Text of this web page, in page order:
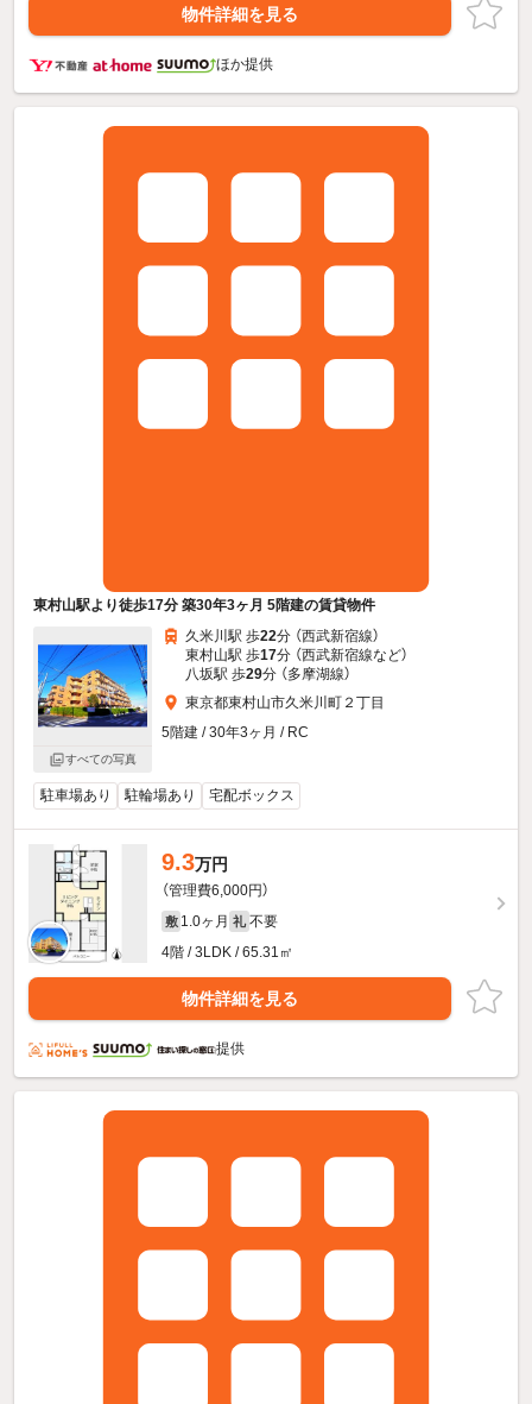
物件詳細を見る
ほか提供
東村山駅より徒歩17分 築30年3ヶ月 5階建の賃貸物件
すべての写真
久米川駅 歩22分 （西武新宿線）
東村山駅 歩17分 （西武新宿線など）
八坂駅 歩29分 （多摩湖線）
東京都東村山市久米川町２丁目
5階建 / 30年3ヶ月 / RC
駐車場あり 駐輪場あり 宅配ボックス
9.3万円
（管理費6,000円）
敷 1.0ヶ月 礼 不要
4階 / 3LDK / 65.31㎡
物件詳細を見る
提供